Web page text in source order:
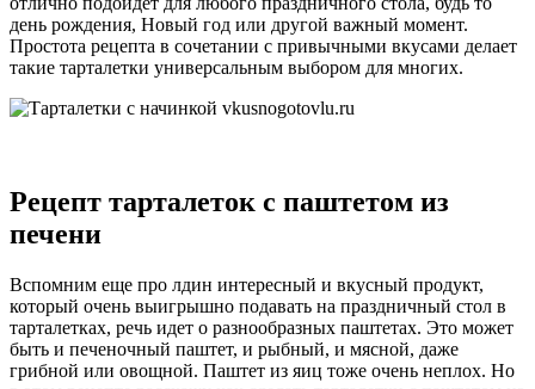
день рождения, Новый год или другой важный момент.
Простота рецепта в сочетании с привычными вкусами делает
такие тарталетки универсальным выбором для многих.
Рецепт тарталеток с паштетом из
печени
Вспомним еще про лдин интересный и вкусный продукт,
который очень выигрышно подавать на праздничный стол в
тарталетках, речь идет о разнообразных паштетах. Это может
быть и печеночный паштет, и рыбный, и мясной, даже
грибной или овощной. Паштет из яиц тоже очень неплох. Но